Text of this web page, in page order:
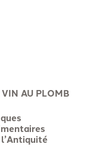
AU PLOMB